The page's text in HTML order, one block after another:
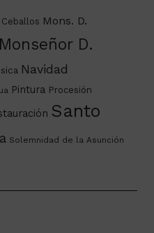
Mons. D.
Monseñor D.
Navidad
Pintura Procesión
Santo
Solemnidad de la Asunción